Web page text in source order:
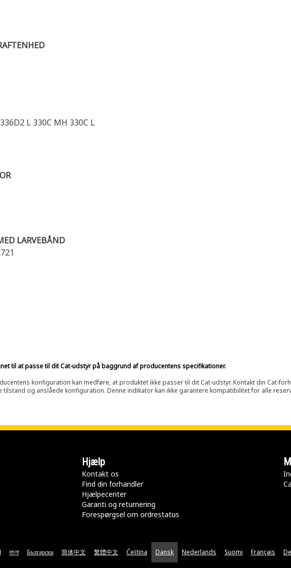
L 330C MH 330C L
LARVEBÅND
til at passe til dit Cat-udstyr på baggrund af producentens specifikationer.
konfiguration kan medføre, at produktet ikke passer til dit Cat-udstyr. Kontakt din Cat-
tilstand og anslåede konfiguration. Denne indikator kan ikke garantere kompatibilitet for alle
Hjælp
Kontakt os
Find din forhandler
Hjælpecenter
Garanti og returnering
Forespørgsel om ordrestatus
বাংলা Български 简体中文 繁體中文 Čeština Dansk Nederlands Suomi Français